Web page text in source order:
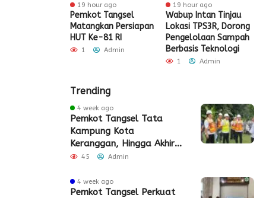
19 hour ago
Pemkot Tangsel
Matangkan Persiapan
HUT Ke-81 RI
1 Admin
19 hour ago
Wabup Intan Tinjau
Lokasi TPS3R, Dorong
Pengelolaan Sampah
Berbasis Teknologi
1 Admin
Trending
4 week ago
Pemkot Tangsel Tata
Kampung Kota
Keranggan, Hingga Akhir
2026
45 Admin
4 week ago
Pemkot Tangsel Perkuat